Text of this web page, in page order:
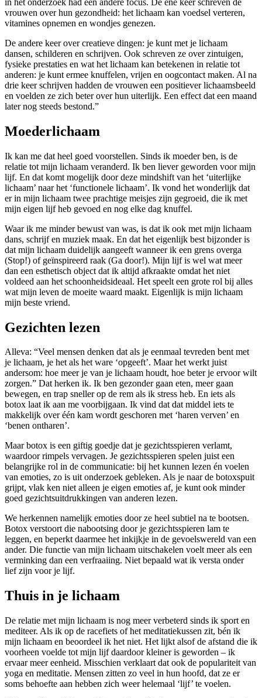
vrouwen over hun gezondheid: het lichaam kan voedsel verteren,
vitamines opnemen en wond­jes genezen.
De andere keer over cre­atieve dingen: je kunt met je lichaam
dansen, schilderen en schrijven. Ook schreven ze over zintuigen,
fysieke prestaties en wat het lichaam kan betekenen in relatie tot
anderen: je kunt ermee knuffelen, vrijen en oog­contact maken. Al na
drie keer schrijven hadden de vrouwen een positiever lichaamsbeeld
en voelden ze zich beter over hun uiterlijk. Een effect dat een maand
later nog steeds bestond.”
Moederlichaam
Ik kan me dat heel goed voorstellen. Sinds ik moeder ben, is de
relatie tot mijn lichaam veranderd. Ik ben liever geworden voor mijn
lijf. En dat komt mogelijk door deze mindshift van het ‘uiterlijke
lichaam’ naar het ‘functio­nele lichaam’. Ik vond het wonderlijk dat
er in mijn lichaam twee prachtige meisjes zijn gegroeid, die ik met
mijn eigen lijf heb gevoed en nog elke dag knuffel.
Waar ik me minder bewust van was, is dat ik ook met mijn lichaam
dans, schrijf en muziek maak. En dat het eigenlijk best bijzonder is
dat mijn lichaam duidelijk aangeeft wanneer ik een grens overga
(Stop!) of geïnspi­reerd raak (Ga door!). Mijn lijf is wel wat meer
dan een esthetisch object dat ik altijd afkraakte omdat het niet
voldeed aan het schoon­heidsideaal. Het speelt een grote rol bij alles
wat mijn leven de moeite waard maakt. Eigenlijk is mijn lichaam
mijn beste vriend.
Gezichten lezen
Alleva: “Veel mensen denken dat als je eenmaal tevreden bent met
je lichaam, je het als het ware ‘opgeeft’. Maar het werkt juist
andersom: hoe meer je van je lichaam houdt, hoe beter je ervoor wilt
zorgen.” Dat herken ik. Ik ben gezonder gaan eten, meer gaan
bewegen, en trap sneller op de rem als ik stress heb. En iets als
botox laat ik aan me voor­bijgaan. Ik vind dat dat middel iets te
makkelijk over één kam wordt geschoren met ‘haren verven’ en
‘benen ontharen’.
Maar botox is een giftig goedje dat je gezichtsspieren verlamt,
waardoor rimpels vervagen. Je gezichtsspieren spelen juist een
belangrijke rol in de communicatie: bij het kunnen lezen én voelen
van emoties, zo is uit onderzoek gebleken. Als je naar de botoxspuit
grijpt, vlak­ ken niet alleen je eigen emoties af, je kunt ook minder
goed gezichtsuit­drukkingen van anderen lezen.
We herkennen namelijk emoties door ze heel subtiel na te bootsen.
Botox ver­stoort die nabootsing door je gezichts­spieren lam te
leggen, en beperkt daarmee het inkijkje in de gevoels­wereld van een
ander. Die functie van mijn lichaam uitschakelen voelt meer als een
verminking dan een verfraai­ing. Niet bepaald wat ik versta onder
lief zijn voor je lijf.
Thuis in je lichaam
De relatie met mijn lichaam is nog meer verbeterd sinds ik sport en
mediteer. Als ik op de racefiets of het meditatiekussen zit, bén ik
mijn lichaam en beoordeel ik het niet. Het lijkt alsof de afstand die ik
voorheen voelde tot mijn lijf daardoor kleiner is geworden – ik
ervaar meer eenheid. Misschien verklaart dat ook de populariteit van
yoga en meditatie. Mensen zitten zo veel in hun hoofd, dat ze er
soms behoefte aan hebben zich weer hele­maal ‘lijf’ te voelen.